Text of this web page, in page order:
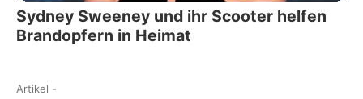
Sydney Sweeney und ihr Scooter helfen
Brandopfern in Heimat
Artikel -